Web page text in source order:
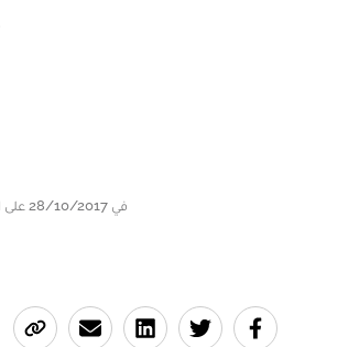
في 28/10/2017 على الساعة 13:00